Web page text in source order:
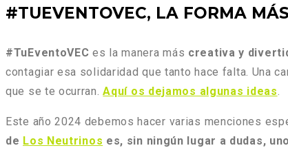
#TUEVENTOVEC, LA FORMA
#TuEventoVEC es la manera más creativa y
contagiar esa solidaridad que tanto hace falta. Una
que se te ocurran.Aquí os dejamos algunas ideas.
Este año 2024 debemos hacer varias menciones
de Los Neutrinos es, sin ningún lugar a dudas,